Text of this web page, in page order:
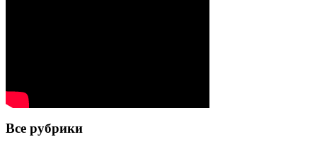
Все рубрики